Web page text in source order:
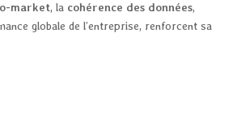
market, la cohérence des données,
globale de l’entreprise, renforcent sa